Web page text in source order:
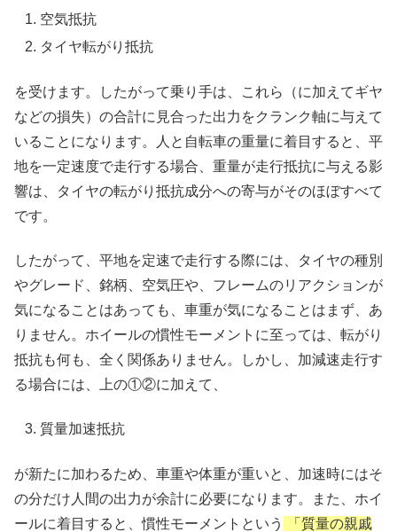
空気抵抗
タイヤ転がり抵抗
を受けます。したがって乗り手は、これら（に加えてギヤ
などの損失）の合計に見合った出力をクランク軸に与えて
いることになります。人と自転車の重量に着目すると、平
地を一定速度で走行する場合、重量が走行抵抗に与える影
響は、タイヤの転がり抵抗成分への寄与がそのほぼすべて
です。
したがって、平地を定速で走行する際には、タイヤの種別
やグレード、銘柄、空気圧や、フレームのリアクションが
気になることはあっても、車重が気になることはまず、あ
りません。ホイールの慣性モーメントに至っては、転がり
抵抗も何も、全く関係ありません。しかし、加減速走行す
る場合には、上の①②に加えて、
質量加速抵抗
が新たに加わるため、車重や体重が重いと、加速時にはそ
の分だけ人間の出力が余計に必要になります。また、ホイ
ールに着目すると、慣性モーメントという
「質量の親戚